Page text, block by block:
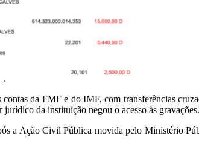
da FMF e do IMF, com transferências
da instituição negou o acesso às gravações.
a Ação Civil Pública movida pelo Ministério